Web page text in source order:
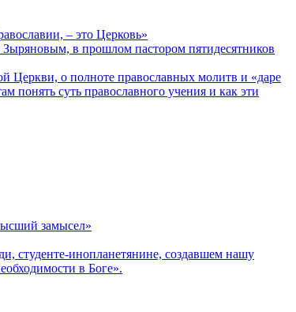
– это Церковь»
в прошлом пастором пятидесятников
Церкви, о полноте православных молитв и «даре
понять суть православного учения и как эти
замысел»
студенте-инопланетянине, создавшем нашу
в Боге».